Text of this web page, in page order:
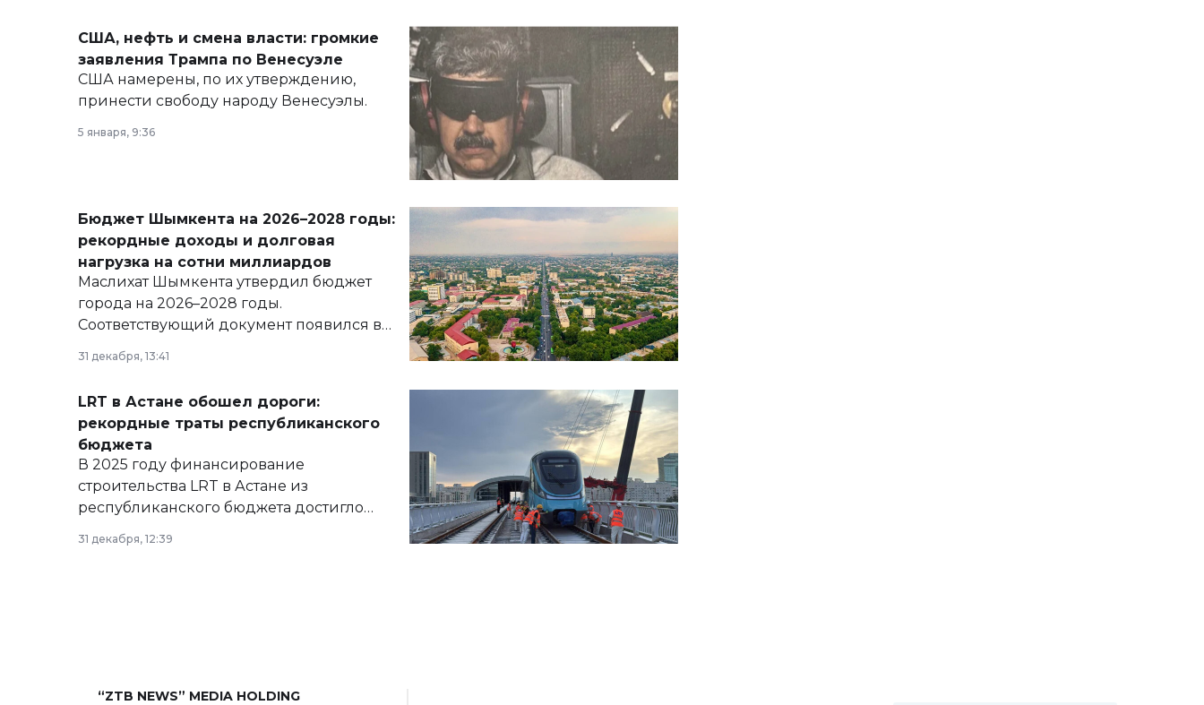
США, нефть и смена власти: громкие
заявления Трампа по Венесуэле
США намерены, по их утверждению,
принести свободу народу Венесуэлы.
5 января, 9:36
Бюджет Шымкента на 2026–2028 годы:
рекордные доходы и долговая
нагрузка на сотни миллиардов
Маслихат Шымкента утвердил бюджет
города на 2026–2028 годы.
Соответствующий документ появился в
базе нормативных правовых актов и на
сайте маслихат города.
31 декабря, 13:41
LRT в Астане обошел дороги:
рекордные траты республиканского
бюджета
В 2025 году финансирование
строительства LRT в Астане из
республиканского бюджета достигло
рекордных объемов.
31 декабря, 12:39
“ZTB NEWS” MEDIA HOLDING